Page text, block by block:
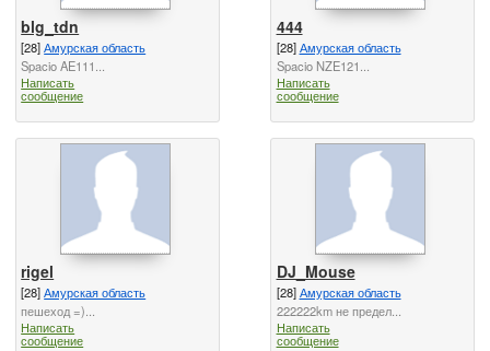
blg_tdn
[28]Амурская область
Spacio AE111...
Написать
сообщение
444
[28]Амурская область
Spacio NZE121...
Написать
сообщение
rigel
[28]Амурская область
пешеход =)...
Написать
сообщение
DJ_Mouse
[28]Амурская область
222222km не предел...
Написать
сообщение